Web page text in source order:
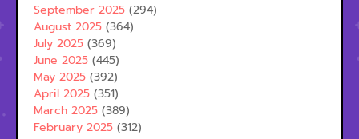
September 2025 (294)
August 2025 (364)
July 2025 (369)
June 2025 (445)
May 2025 (392)
April 2025 (351)
March 2025 (389)
February 2025 (312)